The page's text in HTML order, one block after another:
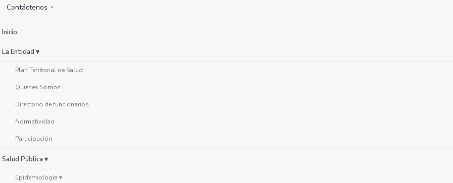
Contáctenos
Inicio
La Entidad ▾
Plan Territorial de Salud
Quienes Somos
Directorio de funcionarios
Normatividad
Participación
Salud Pública ▾
Epidemiología ▾